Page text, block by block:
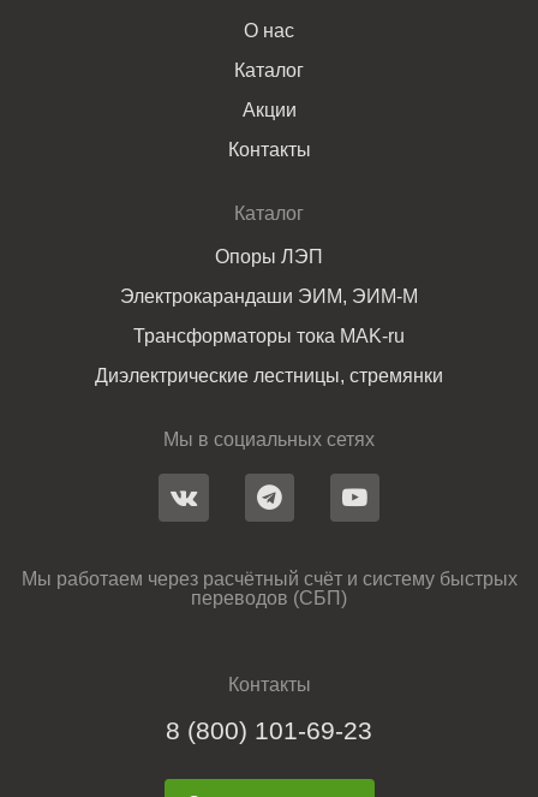
О нас
Каталог
Акции
Контакты
Каталог
Опоры ЛЭП
Электрокарандаши ЭИМ, ЭИМ-М
Трансформаторы тока MAK-ru
Диэлектрические лестницы, стремянки
Мы в социальных сетях
Мы работаем через расчётный счёт и систему быстрых
переводов (СБП)
Контакты
8 (800) 101-69-23